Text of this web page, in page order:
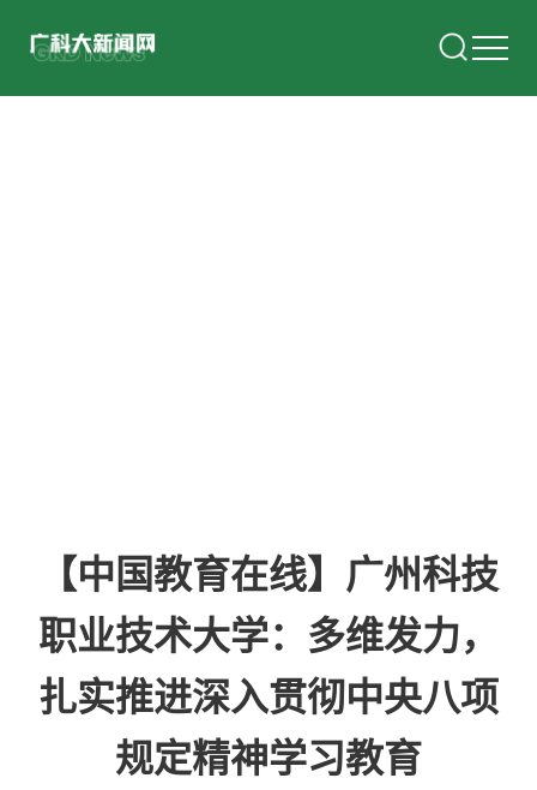
【中国教育在线】广州科技
职业技术大学：多维发力，
扎实推进深入贯彻中央八项
规定精神学习教育